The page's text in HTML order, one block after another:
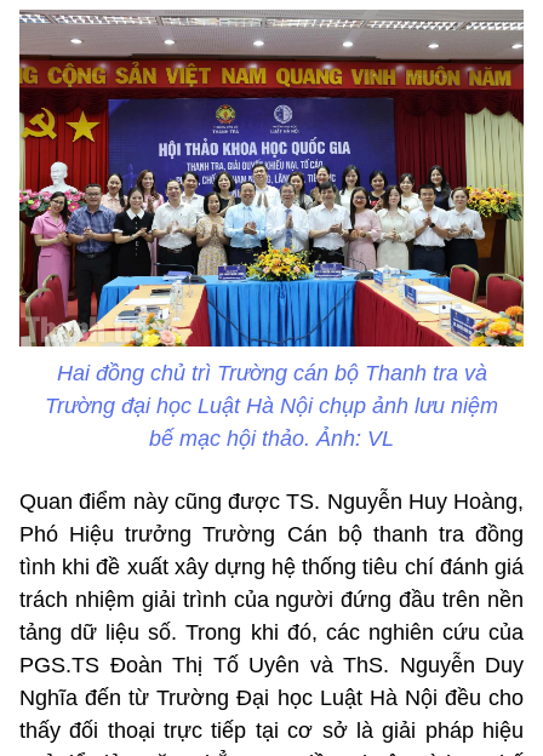
Hai đồng chủ trì Trường cán bộ Thanh tra và
Trường đại học Luật Hà Nội chụp ảnh lưu niệm
bế mạc hội thảo. Ảnh: VL
Quan điểm này cũng được TS. Nguyễn Huy Hoàng,
Phó Hiệu trưởng Trường Cán bộ thanh tra đồng
tình khi đề xuất xây dựng hệ thống tiêu chí đánh giá
trách nhiệm giải trình của người đứng đầu trên nền
tảng dữ liệu số. Trong khi đó, các nghiên cứu của
PGS.TS Đoàn Thị Tố Uyên và ThS. Nguyễn Duy
Nghĩa đến từ Trường Đại học Luật Hà Nội đều cho
thấy đối thoại trực tiếp tại cơ sở là giải pháp hiệu